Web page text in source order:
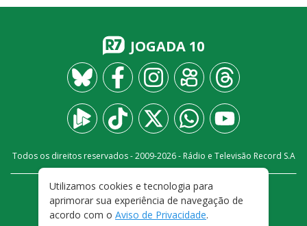
JOGADA 10
Todos os direitos reservados - 2009-2026- Rádio e Televisão Record S.A
FALE CONOSCO
PRIVACIDADE
TERMOS E CONDIÇÕES DE USO
Utilizamos cookies e tecnologia para
aprimorar sua experiência de navegação de
acordo com o Aviso de Privacidade.